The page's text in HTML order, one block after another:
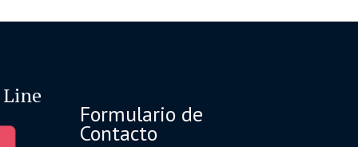
Formulario de
Contacto